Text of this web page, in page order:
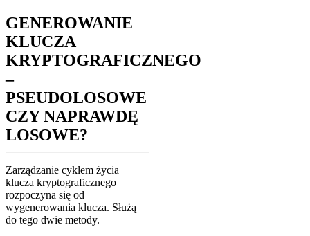
GENEROWANIE
KLUCZA
KRYPTOGRAFICZNEGO
–
PSEUDOLOSOWE
CZY NAPRAWDĘ
LOSOWE?
Zarządzanie cyklem życia
klucza kryptograficznego
rozpoczyna się od
wygenerowania klucza. Służą
do tego dwie metody.